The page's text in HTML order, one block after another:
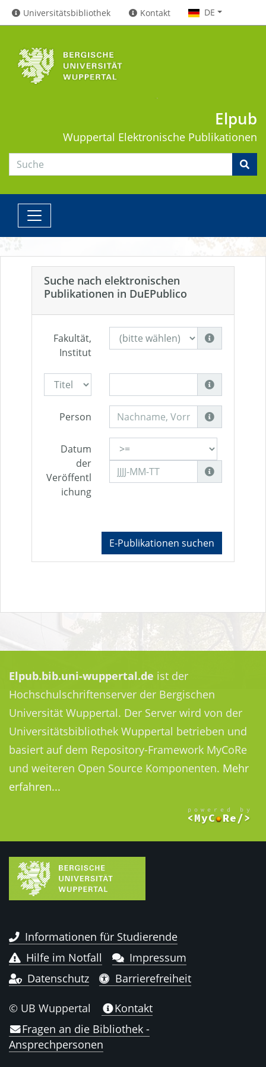
Universitätsbibliothek Kontakt DE
Elpub
Wuppertal Elektronische Publikationen
Suche nach elektronischen
Publikationen in DuEPublico
Fakultät,
Institut
Person
Datum
der
Veröffentl
ichung
E-Publikationen suchen
Elpub.bib.uni-wuppertal.de ist der
Hochschulschriftenserver der Bergischen
Universität Wuppertal. Der Server wird von der
Universitätsbibliothek Wuppertal betrieben und
basiert auf dem Repository-Framework MyCoRe
und weiteren Open Source Komponenten. Mehr
erfahren...
Informationen für Studierende
Hilfe im Notfall
Impressum
Datenschutz
Barrierefreiheit
© UB Wuppertal
Kontakt
Fragen an die Bibliothek -
Ansprechpersonen